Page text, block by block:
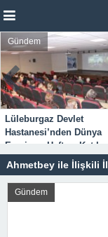
Gündem
Lüleburgaz Devlet
Hastanesi’nden Dünya
Emzirme Haftası Katılımı
Ahmetbey ile İlişkili
Gündem